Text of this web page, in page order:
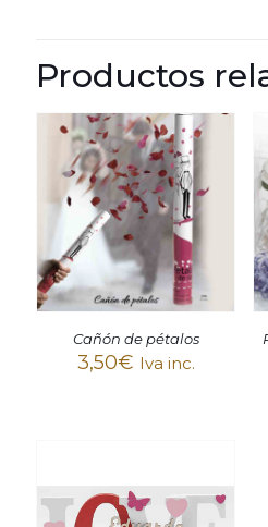
Productos
Cañón de pétalos
3,50€ Iva inc.